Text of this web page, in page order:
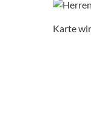
Karte